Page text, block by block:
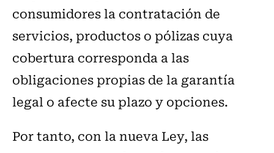
consumidores la contratación de
servicios, productos o pólizas cuya
cobertura corresponda a las
obligaciones propias de la garantía
legal o afecte su plazo y opciones.
Por tanto, con la nueva Ley, las